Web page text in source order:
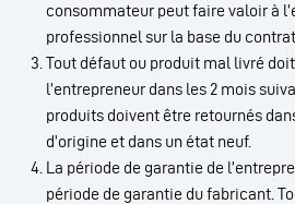
consommateur peut faire valoir à
professionnel sur la base du contrat.
Tout défaut ou produit mal livré
l’entrepreneur dans les 2 mois
produits doivent être retournés
d’origine et dans un état neuf.
La période de garantie de
période de garantie du fabricant.